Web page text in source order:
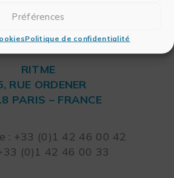
Préférences
Politique de confidentialité
RITME
RUE ORDENER
PARIS – FRANCE
: +33 (0)1 42 46 00 42
(0)1 42 46 00 33